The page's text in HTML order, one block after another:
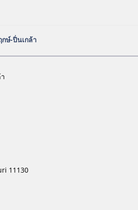
ษ์-ปิ่นเกล้า
11130